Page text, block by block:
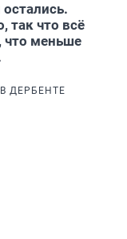
так что всё
что меньше
ДЕРБЕНТЕ